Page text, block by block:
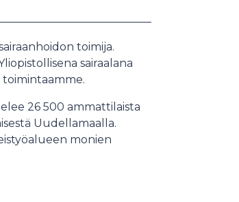
toimija.
sairaalana
26 500 ammattilaista
Uudellamaalla.
monien